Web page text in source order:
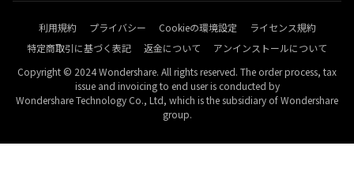
利用規約 プライバシー Cookieの環境設定
ライセンス規約
特定商取引に基づく表記
返金について
アンインストールについて
Copyright © 2024 Wondershare. All rights reserved. The order process, tax
issue and invoicing to end user is conducted by
Wondershare Technology Co., Ltd, which is the subsidiary of Wondershare
group.